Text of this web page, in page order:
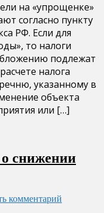
на «упрощенке»
согласно пункту
РФ. Если для
то налоги
подлежат
налога
указанному в
объекта
или […]
о снижении
комментарий